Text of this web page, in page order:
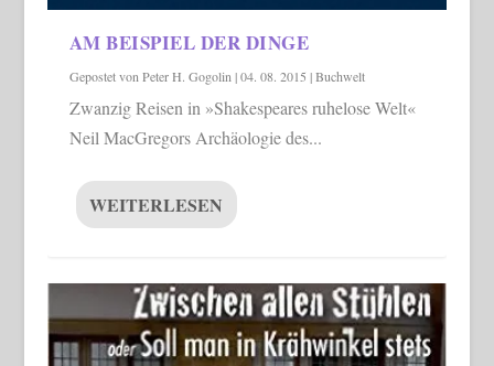
AM BEISPIEL DER DINGE
Gepostet vonPeter H. Gogolin|04. 08. 2015 |Buchwelt
Zwanzig Reisen in »Shakespeares ruhelose Welt«
Neil MacGregors Archäologie des...
WEITERLESEN